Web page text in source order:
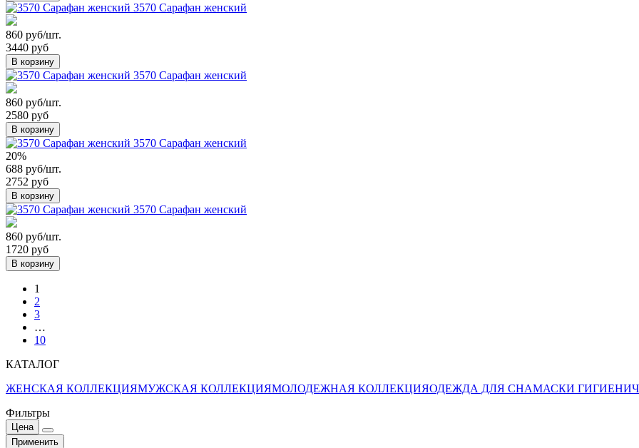
3570 Сарафан женский
860 руб/шт.
3440 руб
В корзину
3570 Сарафан женский
860 руб/шт.
2580 руб
В корзину
3570 Сарафан женский
20%
688 руб/шт.
2752 руб
В корзину
3570 Сарафан женский
860 руб/шт.
1720 руб
В корзину
1
2
3
…
10
КАТАЛОГ
ЖЕНСКАЯ КОЛЛЕКЦИЯМУЖСКАЯ КОЛЛЕКЦИЯМОЛОДЕЖНАЯ КОЛЛЕКЦИЯОДЕЖДА ДЛЯ СНАМАСКИ
Фильтры
Цена
Применить